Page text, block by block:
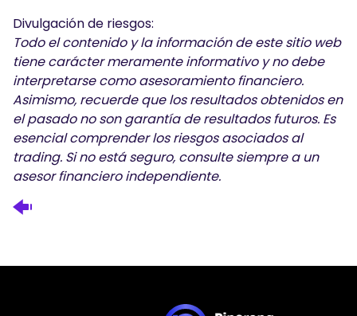
Divulgación de riesgos:
Todo el contenido y la información de este sitio web
tiene carácter meramente informativo y no debe
interpretarse como asesoramiento financiero.
Asimismo, recuerde que los resultados obtenidos en
el pasado no son garantía de resultados futuros. Es
esencial comprender los riesgos asociados al
trading. Si no está seguro, consulte siempre a un
asesor financiero independiente.